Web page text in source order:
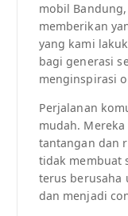
mobil
memberikan
yang kami
bagi generasi
menginspirasi
Perjalanan
mudah.
tantangan dan
tidak membuat
terus berusaha
dan menjadi